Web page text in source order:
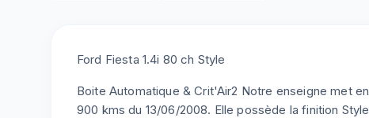
Ford Fiesta 1.4i 80 ch Style
Boite Automatique & Crit'Air2 Notre enseigne met
900 kms du 13/06/2008. Elle possède la finition